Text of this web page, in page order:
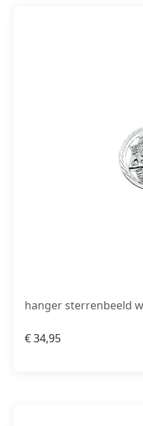
hanger sterrenbeeld
€34,95